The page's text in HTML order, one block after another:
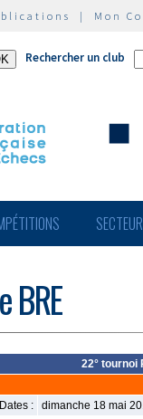
| Mon
Rechercher un club
BRE
22° tournoi
Dates :
dimanche 18 mai